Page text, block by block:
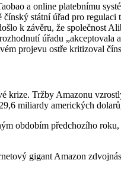
a online platebnímu
státní úřad pro
k závěru, že společnost
úřadu
projevu ostře kritizoval
Tržby Amazonu
miliardy amerických
obdobím předchozího
gigant Amazon